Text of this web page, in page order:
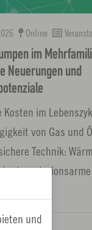
Online
im
Neuerungen und
Kosten im
von Gas und
Technik:
als emissionsarme
und